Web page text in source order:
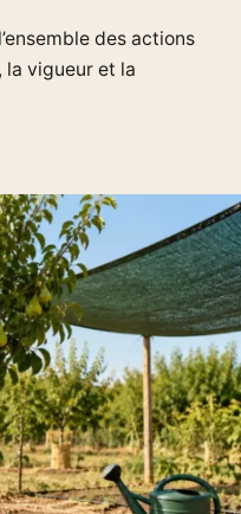
des actions
la vigueur et la